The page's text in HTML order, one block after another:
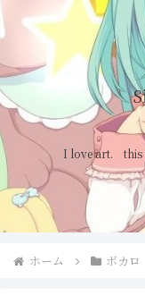
I love art. this
ホーム ボカロ